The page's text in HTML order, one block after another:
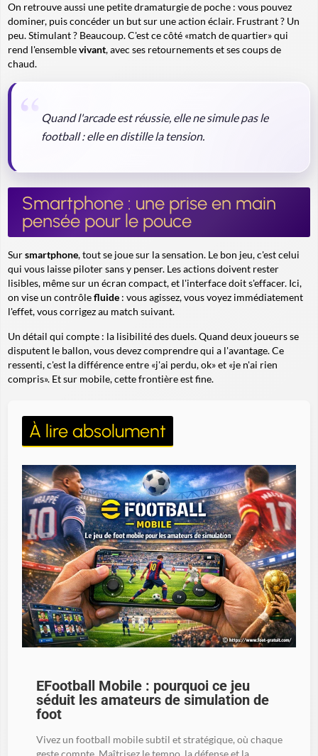
On retrouve aussi une petite dramaturgie de poche : vous pouvez
dominer, puis concéder un but sur une action éclair. Frustrant ? Un
peu. Stimulant ? Beaucoup. C'est ce côté «match de quartier» qui
rend l'ensemblevivant, avec ses retournements et ses coups de
chaud.
Quand l'arcade est réussie, elle ne simule pas le
football : elle en distille la tension.
Smartphone : une prise en main
pensée pour le pouce
Sursmartphone, tout se joue sur la sensation. Le bon jeu, c'est celui
qui vous laisse piloter sans y penser. Les actions doivent rester
lisibles, même sur un écran compact, et l'interface doit s'effacer. Ici,
on vise un contrôlefluide : vous agissez, vous voyez immédiatement
l'effet, vous corrigez au match suivant.
Un détail qui compte : la lisibilité des duels. Quand deux joueurs se
disputent le ballon, vous devez comprendre qui a l'avantage. Ce
ressenti, c'est la différence entre «j'ai perdu, ok» et «je n'ai rien
compris». Et sur mobile, cette frontière est fine.
À lire absolument
EFootball Mobile : pourquoi ce jeu
séduit les amateurs de simulation de
foot
Vivez un football mobile subtil et stratégique, où chaque